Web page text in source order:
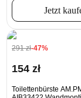
Jetzt
291 zł-47%
154 zł
Toilettenbürste